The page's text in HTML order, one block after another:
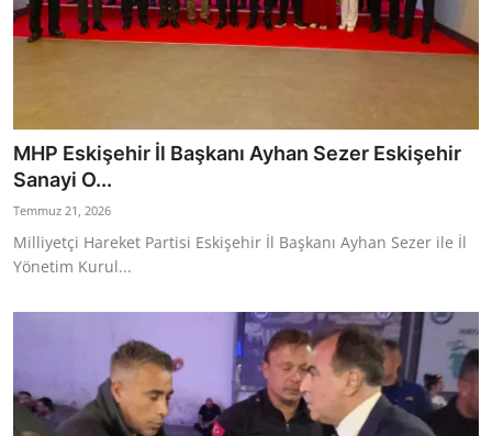
MHP Eskişehir İl Başkanı Ayhan Sezer Eskişehir
Sanayi O...
Temmuz 21, 2026
Milliyetçi Hareket Partisi Eskişehir İl Başkanı Ayhan Sezer ile İl
Yönetim Kurul...